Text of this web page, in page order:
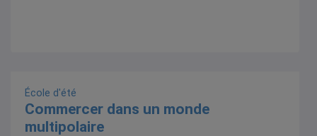
École d'été
Commercer dans un monde
multipolaire